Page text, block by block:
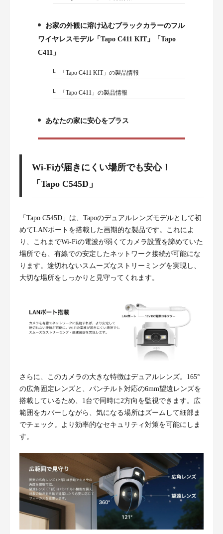
2.
お家の外観に溶け込むブラックカラーのフル
ワイヤレスモデル「Tapo C411 KIT」「Tapo
C411」
2-1.「Tapo C411 KIT」の製品情報
2-2.「Tapo C411」の製品情報
3.
あなたの家に安心をプラス
Wi-Fiが届きにくい場所でも安心！
「Tapo C545D」
「Tapo C545D」は、Tapoのデュアルレンズモデルとして初
めてLANポートを搭載した画期的な製品です。これによ
り、これまでWi-Fiの電波が弱くてカメラ設置を諦めていた
場所でも、有線での安定したネットワーク接続が可能にな
ります。途切れないスムーズなストリーミングを実現し、
大切な場所をしっかりと見守ってくれます。
さらに、このカメラの大きな特徴はデュアルレンズ。165°
の広角固定レンズと、パンチルト対応の6mm望遠レンズを
搭載しているため、1台で同時に2方向を監視できます。広
範囲をカバーしながら、気になる場所はズームして細部ま
でチェック。より効率的なセキュリティ対策を可能にしま
す。